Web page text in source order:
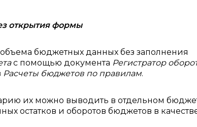
открытия формы
бюджетных данных без заполнения
с помощью документа Регистратор
Расчеты бюджетов по правилам.
их можно выводить в отдельном
остатков и оборотов бюджетов в